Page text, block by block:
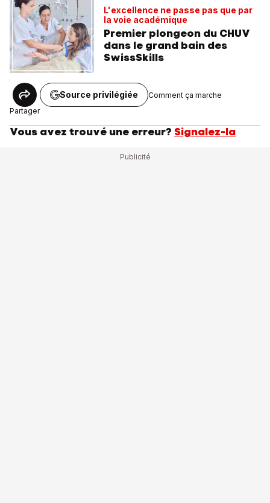
L'excellence ne passe pas que par
la voie académique
Premier plongeon du CHUV
dans le grand bain des
SwissSkills
Partager
Source privilégiée Comment ça marche
Vous avez trouvé une erreur? Signalez-la